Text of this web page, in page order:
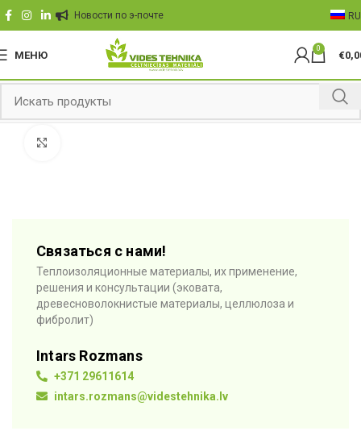
Hовости по э-почте RU
МЕНЮ
0
€
Связаться с нами!
Теплоизоляционные материалы, их применение,
решения и консультации (эковата,
древесноволокнистые материалы, целлюлоза и
фибролит)
Intars Rozmans
+371 29611614
intars.rozmans@videstehnika.lv